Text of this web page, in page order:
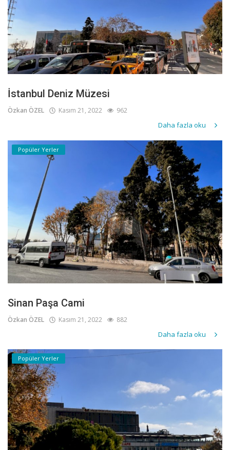
İstanbul Deniz Müzesi
Özkan ÖZEL Kasım 21, 2022 962
Daha fazla oku
Popüler Yerler
Sinan Paşa Cami
Özkan ÖZEL Kasım 21, 2022 882
Daha fazla oku
Popüler Yerler